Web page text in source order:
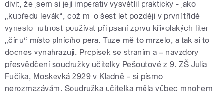
divit, že jsem si její imperativ vysvětlil prakticky - jako
„kupředu levák“, což mi o šest let později v první třídě
vyneslo nutnost používat při psaní zprvu křivolakých liter
„čínu“ místo plnícího pera. Tuze mě to mrzelo, a tak si to
dodnes vynahrazuji. Propisek se straním a – navzdory
přesvědčení soudružky učitelky Pešoutové z 9. ZŠ Julia
Fučíka, Moskevká 2929 v Kladně – si písmo
nerozmazávám. Soudružka učitelka měla vůbec mnohem